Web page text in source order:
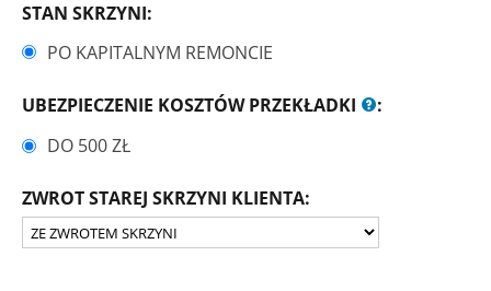
STAN SKRZYNI:
PO KAPITALNYM REMONCIE
UBEZPIECZENIE KOSZTÓW PRZEKŁADKI
:
DO 500 ZŁ
ZWROT STAREJ SKRZYNI KLIENTA: